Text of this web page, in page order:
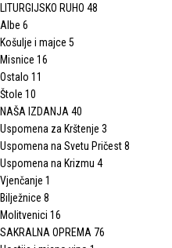
LITURGIJSKO RUHO 48
Albe 6
Košulje i majce 5
Misnice 16
Ostalo 11
Štole 10
NAŠA IZDANJA 40
Uspomena za Krštenje 3
Uspomena na Svetu Pričest8
Uspomena na Krizmu 4
Vjenčanje 1
Bilježnice 8
Molitvenici 16
SAKRALNA OPREMA 76